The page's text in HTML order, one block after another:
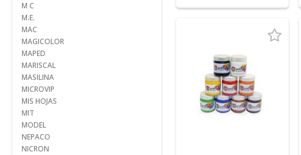
M C
M.E.
MAC
MAGICOLOR
MAPED
MARISCAL
MASILINA
MICROVIP
MIS HOJAS
MIT
MODEL
NEPACO
NICRON